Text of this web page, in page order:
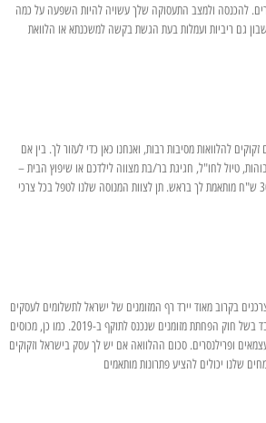
להכנסה ולמצב התעסוקה שלך עשויה להיות השפעה על כמה
גם ריביות ועמלות בעת הגשת בקשה למשכנתא או הלוואת
אנשים זקוקים להלוואות מסיבות רבות, ואנחנו כאן כדי לעזור לך. בין אם
טיול לחו"ל, חגיגת בר/בת מצווה לילדכם או שיפוץ הבית –
יש לנו את הפתרון! הלוואה עד 3000 ש"ח מותאמת לך בראש. תן לצוות המנוסה שלנו לטפל בכל צרכי
ולצרכנים בקרוב מאוד יירד רף המזומנים של ישראל לתשלומים לעסקים
מ-11,000 ש"ח ל-6,000 ש"ח בלבד בשל חוק הפחתת מזומנים שנכנס לתוקף ב-2019. כמו כן, מכוסים
ופרילנסרים. סכום ההלוואה אם יש לך עסק בישראל וזקוקים
שלנו יכולים להציע פתרונות מותאמים